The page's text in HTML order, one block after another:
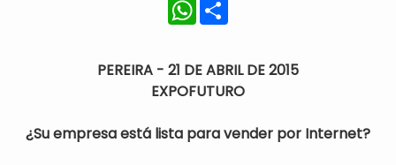
PEREIRA - 21 DE ABRIL DE 2015
EXPOFUTURO
¿Su empresa está lista para vender por Internet?